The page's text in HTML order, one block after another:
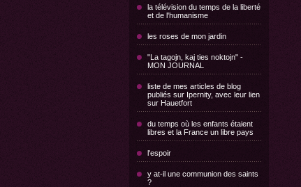
la télévision du temps de la liberté
et de l'humanisme
les roses de mon jardin
"La tagojn, kaj ties noktojn" -
MON JOURNAL
liste de mes articles de blog
publiés sur Ipernity, avec leur lien
sur Hauetfort
du temps où les enfants étaient
libres et la France un libre pays
l'espoir
y at-il une communion des saints
?